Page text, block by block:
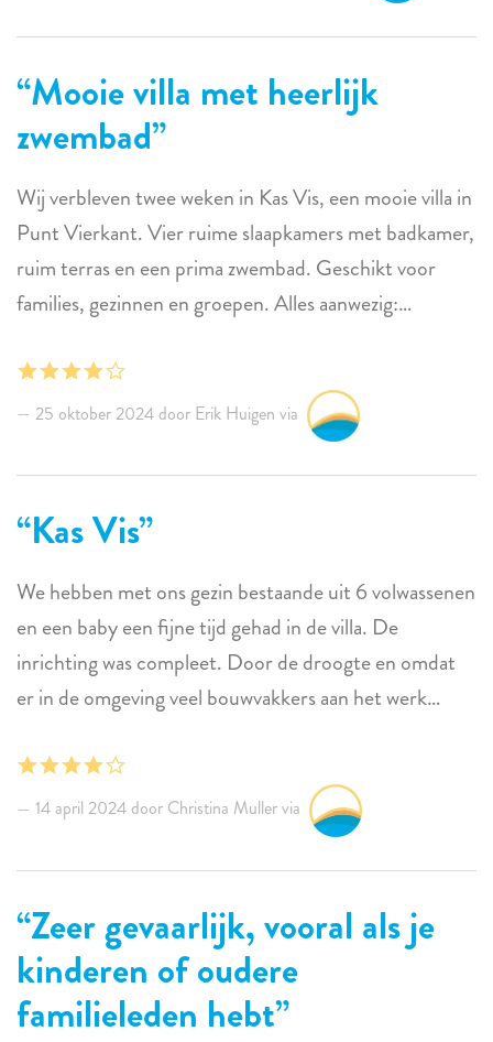
Mooie villa met heerlijk
zwembad
Wij verbleven twee weken in Kas Vis, een mooie villa in
Punt Vierkant. Vier ruime slaapkamers met badkamer,
ruim terras en een prima zwembad. Geschikt voor
families, gezinnen en groepen. Alles aanwezig:
De villa staat er al een jaar of tien. Dat is hier en daar,
bijvoorbeeld aan de keuken te merken. Die kan wel
een opknapbeurtje gebruiken. Desalniettemin een
prima verblijf voor een alleszins redelijke prijs. Bij de
aankomst waren er wat problemen met de vaatwasser
en de kraan, ook waren de ligstoelen allemaal kapot.
De beheerder Jeroen loste de problemen met de
vaatwasser en de kraan soepel op. Dank daarvoor.
25 oktober 2024 door Erik Huigen via
Kas Vis
We hebben met ons gezin bestaande uit 6 volwassenen
en een baby een fijne tijd gehad in de villa. De
inrichting was compleet. Door de droogte en omdat
er in de omgeving veel bouwvakkers aan het werk
het enorm stoffig zodat voor ieder gebruik o.a.
keuken, kookplaat en tafels moesten worden afgesopt.
14 april 2024 door Christina Muller via
Zeer gevaarlijk, vooral als je
kinderen of oudere
familieleden hebt